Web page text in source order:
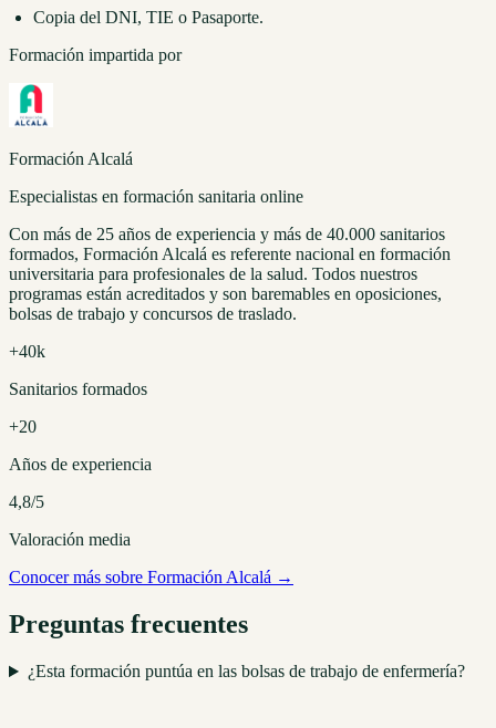
Copia del DNI, TIE o Pasaporte.
Formación impartida por
Formación Alcalá
Especialistas en formación sanitaria online
Con más de 25 años de experiencia y más de 40.000 sanitarios
formados, Formación Alcalá es referente nacional en formación
universitaria para profesionales de la salud. Todos nuestros
programas están acreditados y son baremables en oposiciones,
bolsas de trabajo y concursos de traslado.
+40k
Sanitarios formados
+20
Años de experiencia
4,8/5
Valoración media
Conocer más sobre Formación Alcalá →
Preguntas frecuentes
¿Esta formación puntúa en las bolsas de trabajo de enfermería?